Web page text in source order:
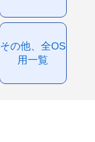
その他、全OS
用一覧